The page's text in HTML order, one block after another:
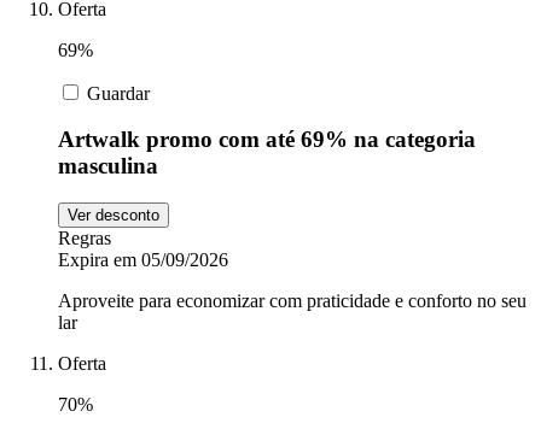
Oferta
69%
Guardar
Artwalk promo com até 69% na categoria
masculina
Ver desconto
Regras
Expira em 05/09/2026
Aproveite para economizar com praticidade e conforto no seu
lar
Oferta
70%